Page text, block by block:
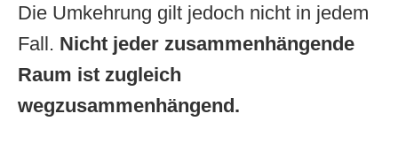
Die Umkehrung gilt jedoch nicht in jedem
Fall. Nicht jeder zusammenhängende
Raum ist zugleich
wegzusammenhängend.